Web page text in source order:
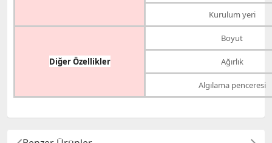
Kurulum yeri
Diğer Özellikler
Boyut
Ağırlık
Algılama penceresi